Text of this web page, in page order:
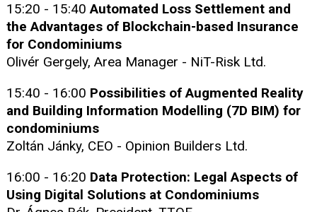
15:20 - 15:40Automated Loss Settlement and
the Advantages of Blockchain-based Insurance
for Condominiums
Olivér Gergely, Area Manager - NiT-Risk Ltd.
15:40 - 16:00 Possibilities of Augmented Reality
and Building Information Modelling (7D BIM) for
condominiums
Zoltán Jánky, CEO - Opinion Builders Ltd.
16:00 - 16:20 Data Protection: Legal Aspects of
Using Digital Solutions at Condominiums